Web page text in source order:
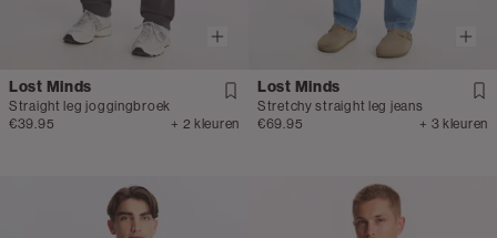
Lost Minds
Straight leg joggingbroek
€39.95
+ 2 kleuren
Lost Minds
Stretchy straight leg jeans
€69.95
+ 3 kleuren